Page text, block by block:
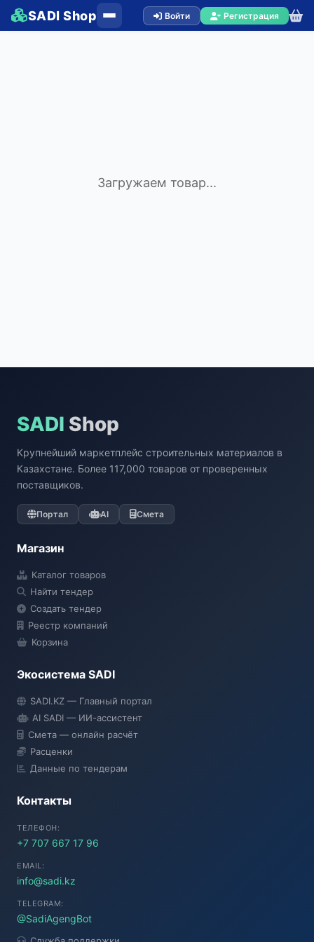
SADI Shop Войти Регистрация
Загружаем товар...
SADI Shop
Крупнейший маркетплейс строительных материалов в
Казахстане. Более 117,000 товаров от проверенных
поставщиков.
Портал AI Смета
Магазин
Каталог товаров
Найти тендер
Создать тендер
Реестр компаний
Корзина
Экосистема SADI
SADI.KZ — Главный портал
AI SADI — ИИ-ассистент
Смета — онлайн расчёт
Расценки
Данные по тендерам
Контакты
ТЕЛЕФОН:
+7 707 667 17 96
EMAIL:
info@sadi.kz
TELEGRAM:
@SadiAgengBot
● Подключение...